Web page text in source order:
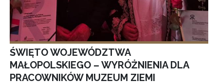
ŚWIĘTO WOJEWÓDZTWA
MAŁOPOLSKIEGO – WYRÓŻNIENIA DLA
PRACOWNIKÓW MUZEUM ZIEMI